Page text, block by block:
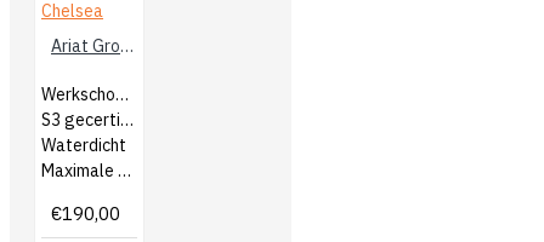
Ariat Groundbreaker Chelsea
Werkschoenen
S3 gecertificeerd
Waterdicht
Maximale bescherming
€190,00